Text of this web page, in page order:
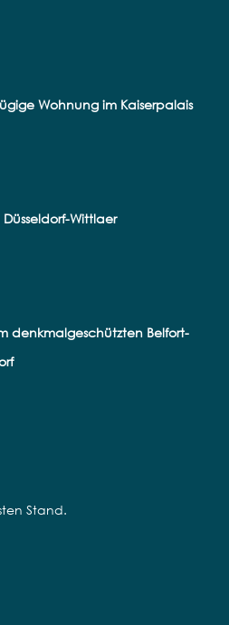
Wohnung im Kaiserpalais
Wittlaer
denkmalgeschützten Belfort-
Stand.